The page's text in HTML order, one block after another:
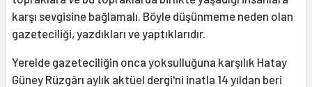
karşı sevgisine bağlamalı. Böyle düşünmeme neden olan
gazeteciliği, yazdıkları ve yaptıklarıdır.
Yerelde gazeteciliğin onca yoksulluğuna karşılık Hatay
Güney Rüzgârı aylık aktüel dergi'ni inatla 14 yıldan beri